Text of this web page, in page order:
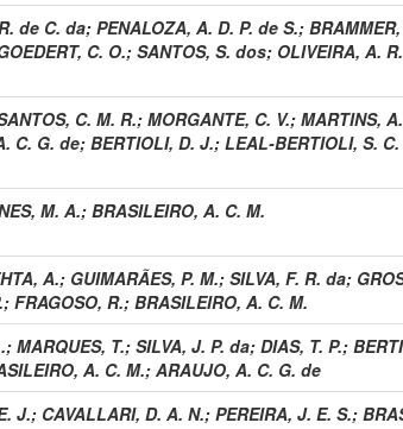
de C. da; PENALOZA, A. D. P. de S.; BRAMMER,
C. O.; SANTOS, S. dos; OLIVEIRA, A.
C. M. R.; MORGANTE, C. V.; MARTINS,
C. G. de; BERTIOLI, D. J.; LEAL-BERTIOLI, S.
M. A.; BRASILEIRO, A. C. M.
A.; GUIMARÃES, P. M.; SILVA, F. R. da;
; FRAGOSO, R.; BRASILEIRO, A. C. M.
; MARQUES, T.; SILVA, J. P. da; DIAS, T. P.;
A. C. M.; ARAUJO, A. C. G. de
J.; CAVALLARI, D. A. N.; PEREIRA, J. E. S.;